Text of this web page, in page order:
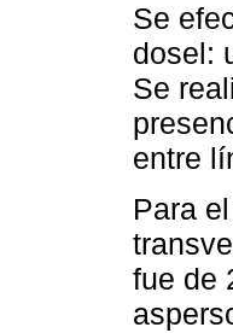
Se
dosel:
Se
entre
Para
fue de